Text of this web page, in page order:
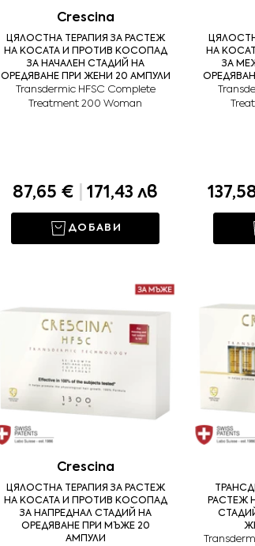
Crescina
ЦЯЛОСТНА ТЕРАПИЯ ЗА РАСТЕЖ
НА КОСАТА И ПРОТИВ КОСОПАД
ЗА НАЧАЛЕН СТАДИЙ НА
ОРЕДЯВАНЕ ПРИ ЖЕНИ 20 АМПУЛИ
Transdermic HFSC Complete
Treatment 200 Woman
87,65 € 171,43 лв
ДОБАВИ
НА
ЗА
Crescina
ЦЯЛОСТНА ТЕРАПИЯ ЗА РАСТЕЖ
НА КОСАТА И ПРОТИВ КОСОПАД
ЗА НАПРЕДНАЛ СТАДИЙ НА
ОРЕДЯВАНЕ ПРИ МЪЖЕ 20
АМПУЛИ
РАСТЕЖ